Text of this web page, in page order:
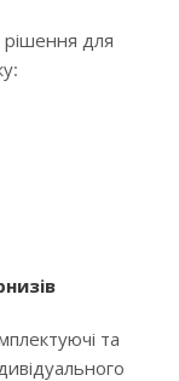
рішення для
та